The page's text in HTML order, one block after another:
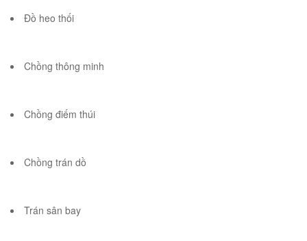
Đồ heo thối
Chồng thông minh
Chồng điếm thúi
Chồng trán dồ
Trán sân bay